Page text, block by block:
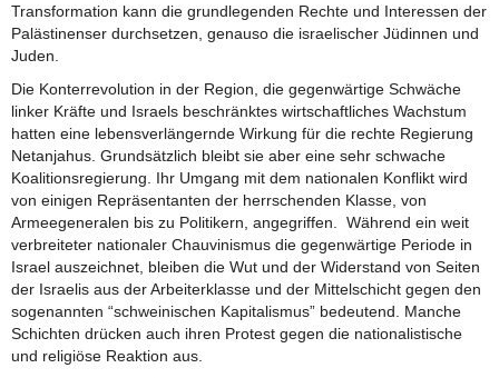
Transformation kann die grundlegenden Rechte und Interessen der
Palästinenser durchsetzen, genauso die israelischer Jüdinnen und
Juden.
Die Konterrevolution in der Region, die gegenwärtige Schwäche
linker Kräfte und Israels beschränktes wirtschaftliches Wachstum
hatten eine lebensverlängernde Wirkung für die rechte Regierung
Netanjahus. Grundsätzlich bleibt sie aber eine sehr schwache
Koalitionsregierung. Ihr Umgang mit dem nationalen Konflikt wird
von einigen Repräsentanten der herrschenden Klasse, von
Armeegeneralen bis zu Politikern, angegriffen. Während ein weit
verbreiteter nationaler Chauvinismus die gegenwärtige Periode in
Israel auszeichnet, bleiben die Wut und der Widerstand von Seiten
der Israelis aus der Arbeiterklasse und der Mittelschicht gegen den
sogenannten “schweinischen Kapitalismus” bedeutend. Manche
Schichten drücken auch ihren Protest gegen die nationalistische
und religiöse Reaktion aus.